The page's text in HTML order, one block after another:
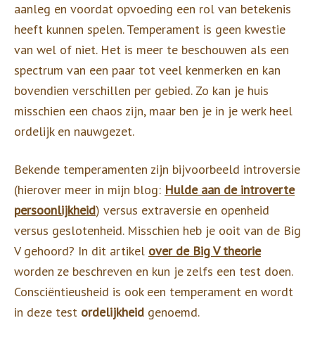
aanleg en voordat opvoeding een rol van betekenis
heeft kunnen spelen. Temperament is geen kwestie
van wel of niet. Het is meer te beschouwen als een
spectrum van een paar tot veel kenmerken en kan
bovendien verschillen per gebied. Zo kan je huis
misschien een chaos zijn, maar ben je in je werk heel
ordelijk en nauwgezet.
Bekende temperamenten zijn bijvoorbeeld introversie
(hierover meer in mijn blog: Hulde aan de introverte
persoonlijkheid) versus extraversie en openheid
versus geslotenheid. Misschien heb je ooit van de Big
V gehoord? In dit artikel over de Big V theorie
worden ze beschreven en kun je zelfs een test doen.
Consciëntieusheid is ook een temperament en wordt
in deze test ordelijkheid genoemd.